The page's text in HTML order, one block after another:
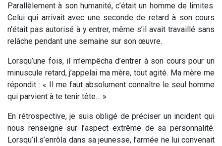
Parallèlement à son humanité, c’était un homme de limites.
Celui qui arrivait avec une seconde de retard à son cours
n’était pas autorisé à y entrer, même s’il avait travaillé sans
relâche pendant une semaine sur son œuvre.
Lorsqu’une fois, il m’empêcha d’entrer à son cours pour un
minuscule retard, j’appelai ma mère, tout agité. Ma mère me
répondit : « Il me faut absolument connaître le seul homme
qui parvient à te tenir tête… »
En rétrospective, je suis obligé de préciser un incident qui
nous renseigne sur l’aspect extrême de sa personnalité.
Lorsqu’il s’enrôla dans sa jeunesse, l’armée ne lui convenait